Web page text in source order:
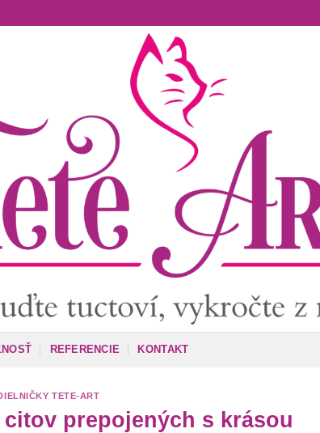
REFERENCIE KONTAKT
TETE-ART
prepojených s krásou